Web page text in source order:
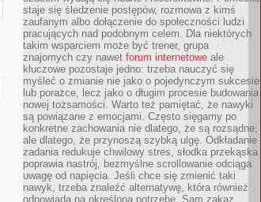
staje się śledzenie postępów, rozmowa z kimś
zaufanym albo dołączenie do społeczności ludzi
pracujących nad podobnym celem. Dla niektórych
takim wsparciem może być trener, grupa
znajomych czy nawet forum internetowe ale
kluczowe pozostaje jedno: trzeba nauczyć się
myśleć o zmianie nie jako o pojedynczym sukcesie
lub porażce, lecz jako o długim procesie budowania
nowej tożsamości. Warto też pamiętać, że nawyki
są powiązane z emocjami. Często sięgamy po
konkretne zachowania nie dlatego, że są rozsądne,
ale dlatego, że przynoszą szybką ulgę. Odkładanie
zadania redukuje chwilowy stres, słodka przekąska
poprawia nastrój, bezmyślne scrollowanie odciąga
uwagę od napięcia. Jeśli chce się zmienić taki
nawyk, trzeba znaleźć alternatywę, która również
odpowiada na określoną potrzebę. Sam zakaz